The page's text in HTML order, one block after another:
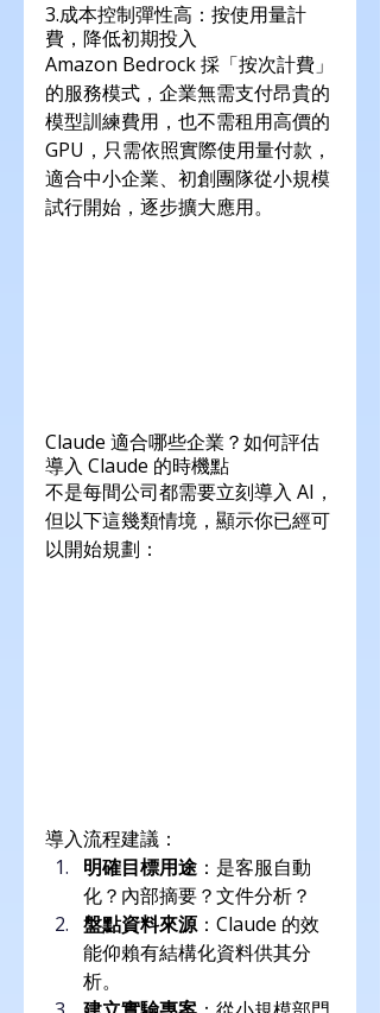
3.成本控制彈性高：按使用量計
費，降低初期投入
Amazon Bedrock 採「按次計費」
的服務模式，企業無需支付昂貴的
模型訓練費用，也不需租用高價的
GPU，只需依照實際使用量付款，
適合中小企業、初創團隊從小規模
試行開始，逐步擴大應用。
Claude 適合哪些企業？如何評估
導入 Claude 的時機點
不是每間公司都需要立刻導入 AI，
但以下這幾類情境，顯示你已經可
以開始規劃：
導入流程建議：
明確目標用途 ：是客服自動
化？內部摘要？文件分析？
盤點資料來源：Claude 的效
能仰賴有結構化資料供其分
析。